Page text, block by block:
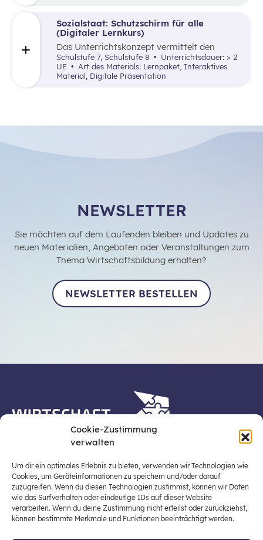
Cookie-Zustimmung
verwalten
Um dir ein optimales Erlebnis zu bieten, verwenden wir Technologien wie
Cookies, um Geräteinformationen zu speichern und/oder darauf
zuzugreifen. Wenn du diesen Technologien zustimmst, können wir Daten
wie das Surfverhalten oder eindeutige IDs auf dieser Website
verarbeiten. Wenn du deine Zustimmung nicht erteilst oder zurückziehst,
können bestimmte Merkmale und Funktionen beeinträchtigt werden.
Sozialstaat: Schutzschirm für alle
(Digitaler Lernkurs)
Das Unterrichtskonzept vermittelt den
Schüler:innen auf angewandte sowie
lebensnahe Art und Weise das Konzept von
institutionalisierter Solidarität in Form des
Sozialstaates – dabei werden auch die
Schulstufe 7, Schulstufe 8
UE
Material, Digitale Präsentation
Arbeitsalltag und erstellen ein kreatives
Endprodukt, das sie frei wählen können. In
der Wabe findet eine Auseinandersetzung mit
den eigenen Vorstellungen über den
Traumberuf und Erkenntnisse aus der
Recherche statt. Außerdem erhalten die
Schüler:innen in der Reflexionsphase die
NEWSLETTER
Sie möchten auf dem Laufenden bleiben und Updates zu
neuen Materialien, Angeboten oder Veranstaltungen zum
Thema Wirtschaftsbildung erhalten?
NEWSLETTER BESTELLEN
Stiftung für Wirtschaftsbildung, Österreichs zentraler
Plattform für die Stärkung und Verbreiterung einer
lebensweltbezogenen und verantwortungsvollen
Wirtschaftsbildung in der schulischen Allgemeinbildung
(Fokus: Sekundarstufe I).